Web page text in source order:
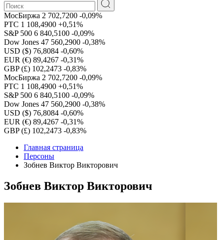
МосБиржа 2 702,7200 -0,09%
РТС 1 108,4900 +0,51%
S&P 500 6 840,5100 -0,09%
Dow Jones 47 560,2900 -0,38%
USD ($) 76,8084 -0,60%
EUR (€) 89,4267 -0,31%
GBP (£) 102,2473 -0,83%
МосБиржа 2 702,7200 -0,09%
РТС 1 108,4900 +0,51%
S&P 500 6 840,5100 -0,09%
Dow Jones 47 560,2900 -0,38%
USD ($) 76,8084 -0,60%
EUR (€) 89,4267 -0,31%
GBP (£) 102,2473 -0,83%
Главная страница
Персоны
Зобнев Виктор Викторович
Зобнев Виктор Викторович